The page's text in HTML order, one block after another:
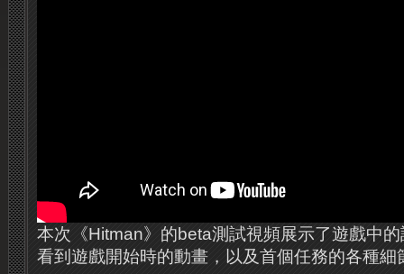
本次《Hitman》的beta測試視頻展示了遊戲中
看到遊戲開始時的動畫，以及首個任務的各種細